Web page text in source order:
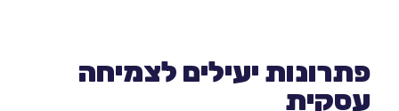
פתרונות יעילים לצמיחה
עסקית